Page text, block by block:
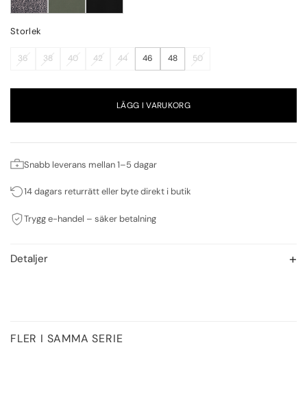
Storlek
36 38 40 42 44 46 48 50
LÄGG I VARUKORG
Snabb leverans mellan 1–5 dagar
14 dagars returrätt eller byte direkt i butik
Trygg e-handel – säker betalning
Detaljer
FLER I SAMMA SERIE